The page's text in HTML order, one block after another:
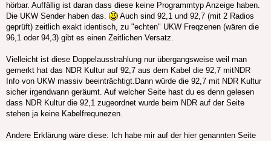
hörbar. Auffällig ist daran dass diese keine Programmtyp Anzeige haben.
Die UKW Sender haben das.
Auch sind 92,1 und 92,7 (mit 2 Radios
geprüft) zeitlich exakt identisch, zu "echten" UKW Freqzenen (wären die
96,1 oder 94,3) gibt es einen Zeitlichen Versatz.
Vielleicht ist diese Doppelausstrahlung nur übergangsweise weil man
gemerkt hat das NDR Kultur auf 92,7 aus dem Kabel die 92,7 mitNDR
Info von UKW massiv beeinträchtigt.Dann würde die 92,7 mit NDR Kultur
sicher irgendwann geräumt. Auf welcher Seite hast du es denn gelesen
dass NDR Kultur die 92,1 zugeordnet wurde beim NDR auf der Seite
stehen ja keine Kabelfrequnezen.
Andere Erklärung wäre diese: Ich habe mir auf der hier genannten Seite